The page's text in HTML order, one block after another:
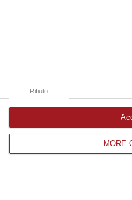
MORE
Rifiuto
Corriere delle Calabria è una